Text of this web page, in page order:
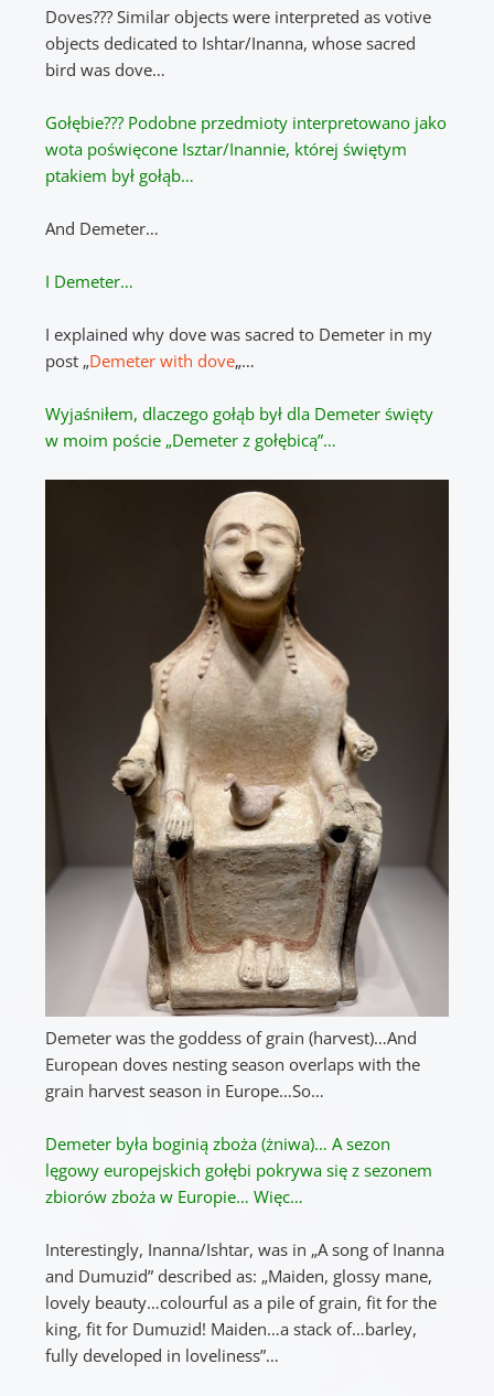
Doves??? Similar objects were interpreted as votive
objects dedicated to Ishtar/Inanna, whose sacred
bird was dove…
Gołębie??? Podobne przedmioty interpretowano jako
wota poświęcone Isztar/Inannie, której świętym
ptakiem był gołąb…
And Demeter…
I Demeter…
I explained why dove was sacred to Demeter in my
post „Demeter with dove„…
Wyjaśniłem, dlaczego gołąb był dla Demeter święty
w moim poście „Demeter z gołębicą”…
Demeter was the goddess of grain (harvest)…And
European doves nesting season overlaps with the
grain harvest season in Europe…So…
Demeter była boginią zboża (żniwa)… A sezon
lęgowy europejskich gołębi pokrywa się z sezonem
zbiorów zboża w Europie… Więc…
Interestingly, Inanna/Ishtar, was in „A song of Inanna
and Dumuzid” described as: „Maiden, glossy mane,
lovely beauty…colourful as a pile of grain, fit for the
king, fit for Dumuzid! Maiden…a stack of…barley,
fully developed in loveliness”…